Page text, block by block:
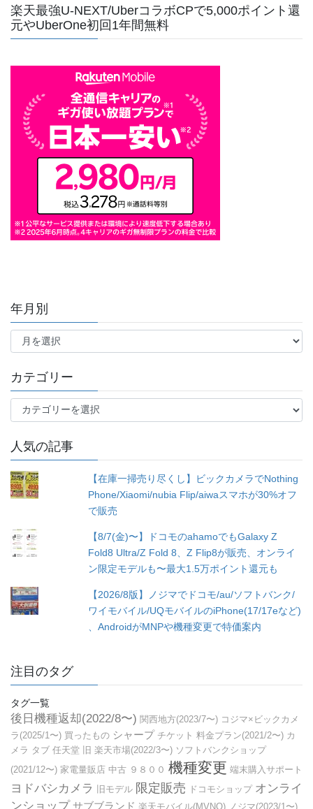
楽天最強U-NEXT/UberコラボCPで5,000ポイント還
元やUberOne初回1年間無料
年月別
年
カテゴリー
テ
リ
ー
人気の記事
【在庫一掃売り尽くし】ビックカメラでNothing
Phone/Xiaomi/nubia Flip/aiwaスマホが30%オフ
で販売
【8/7(金)〜】ドコモのahamoでもGalaxy Z
Fold8 Ultra/Z Fold 8、Z Flip8が販売、オンライ
ン限定モデルも〜最大1.5万ポイント還元も
【2026/8版】ノジマでドコモ/au/ソフトバンク/
ワイモバイル/UQモバイルのiPhone(17/17eなど)
、AndroidがMNPや機種変更で特価案内
注目のタグ
タグ一覧
後日機種返却(2022/8〜) 関西地方(2023/7〜) コジマ×ビックカメ
ラ(2025/1〜) 買ったもの シャープ チケット 料金プラン(2021/2〜) カ
メラ タブ 任天堂 旧 楽天市場(2022/3〜) ソフトバンクショップ
(2021/12〜) 家電量販店 中古 ９８００ 機種変更 端末購入サポート
ヨドバシカメラ 旧モデル 限定販売 ドコモショップ オンライ
ンショップ サブブランド 楽天モバイル(MVNO) ノジマ(2023/1〜)